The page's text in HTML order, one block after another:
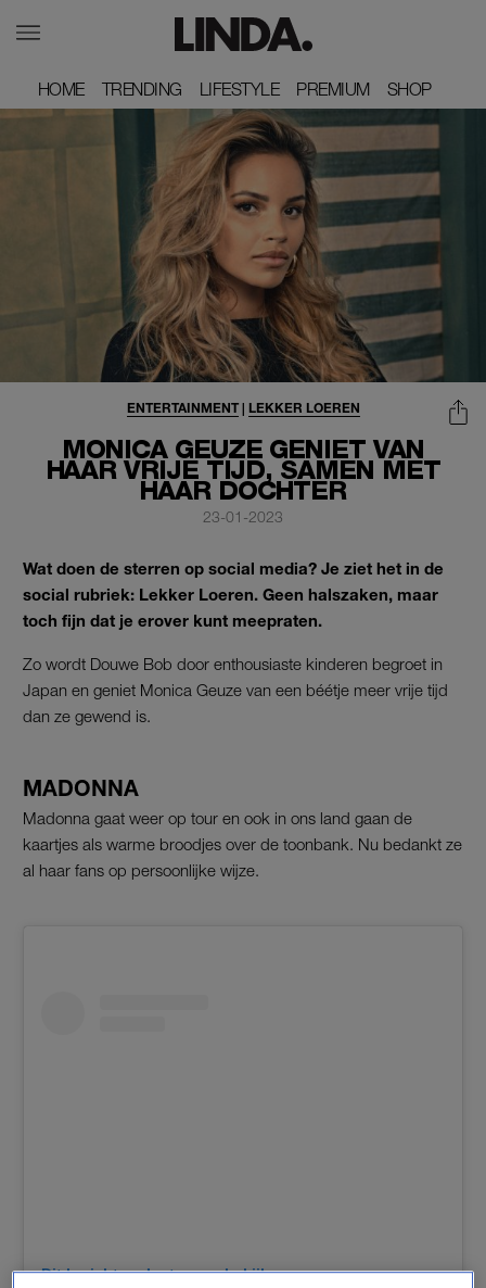
HOME
HOME TRENDING
TRENDING LIFESTYLE
LIFESTYLE PREMIUM
PREMIUM SHOP
SHOP
MONICA GEUZE GENIET VAN
HAAR VRIJE TIJD, SAMEN MET
HAAR DOCHTER
ENTERTAINMENT| LEKKER LOEREN
23-01-2023
Wat doen de sterren op social media? Je ziet het in de
social rubriek: Lekker Loeren. Geen halszaken, maar
toch fijn dat je erover kunt meepraten.
Zo wordt Douwe Bob door enthousiaste kinderen begroet in
Japan en geniet Monica Geuze van een béétje meer vrije tijd
dan ze gewend is.
MADONNA
Madonna gaat weer op tour en ook in ons land gaan de
kaartjes als warme broodjes over de toonbank. Nu bedankt ze
al haar fans op persoonlijke wijze.
Dit bericht op Instagram bekijken